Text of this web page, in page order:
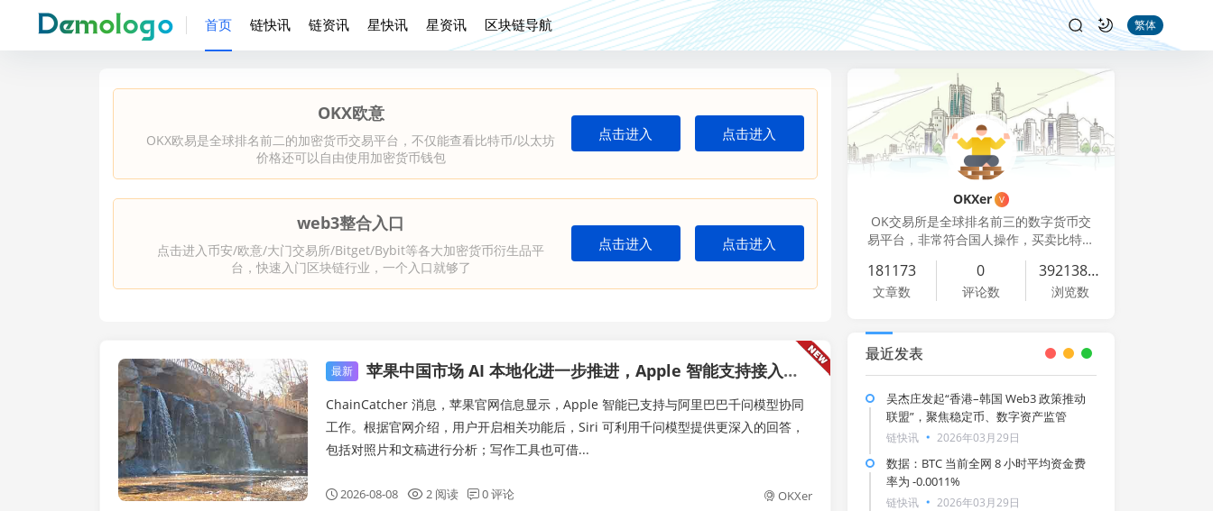
首页 链快讯 链资讯 星快讯 星资讯 区块链导航 繁体
OKX欧意
OKX欧易是全球排名前二的加密货币交易平台，不仅能查看比特币/以太坊
价格还可以自由使用加密货币钱包
点击进入 点击进入
web3整合入口
点击进入币安/欧意/大门交易所/Bitget/Bybit等各大加密货币衍生品平
台，快速入门区块链行业，一个入口就够了
点击进入 点击进入
链快讯
最新 苹果中国市场 AI 本地化进一步推进，Apple 智能支持接入阿里千问模型
ChainCatcher 消息，苹果官网信息显示，Apple 智能已支持与阿里巴巴千问模型协同
工作。根据官网介绍，用户开启相关功能后，Siri 可利用千问模型提供更深入的回答，
包括对照片和文稿进行分析；写作工具也可借...
2026-08-08 2 阅读 0 评论 OKXer
OKXer V
OK交易所是全球排名前三的数字货币交
易平台，非常符合国人操作，买卖比特币
就上OK交易平台
181173
文章数
0
评论数
39213865
浏览数
最近发表
吴杰庄发起“香港–韩国 Web3 政策推动
联盟”，聚焦稳定币、数字资产监管
链快讯 2026年03月29日
数据：BTC 当前全网 8 小时平均资金费
率为 -0.0011%
链快讯 2026年03月29日